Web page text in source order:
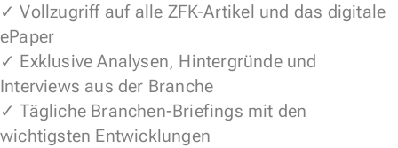
✓ Vollzugriff auf alle ZFK-Artikel und das digitale
ePaper
✓ Exklusive Analysen, Hintergründe und
Interviews aus der Branche
✓ Tägliche Branchen-Briefings mit den
wichtigsten Entwicklungen